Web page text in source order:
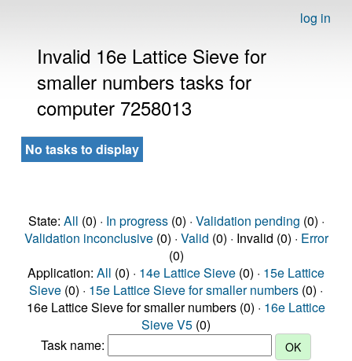
log in
Invalid 16e Lattice Sieve for
smaller numbers tasks for
computer 7258013
No tasks to display
State: All (0) · In progress(0) · Validation pending (0) ·
Validation inconclusive(0) · Valid (0) · Invalid (0) · Error
(0)
Application: All (0) · 14e Lattice Sieve (0) · 15e Lattice
Sieve (0) · 15e Lattice Sieve for smaller numbers (0) ·
16e Lattice Sieve for smaller numbers (0) · 16e Lattice
Sieve V5 (0)
Task name: